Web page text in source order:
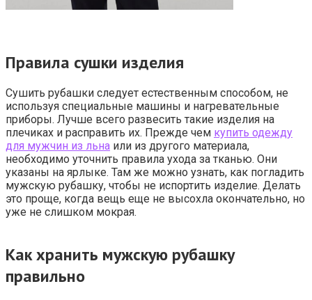
Правила сушки изделия
Сушить рубашки следует естественным способом, не
используя специальные машины и нагревательные
приборы. Лучше всего развесить такие изделия на
плечиках и расправить их. Прежде чем купить одежду
для мужчин из льна или из другого материала,
необходимо уточнить правила ухода за тканью. Они
указаны на ярлыке. Там же можно узнать, как погладить
мужскую рубашку, чтобы не испортить изделие. Делать
это проще, когда вещь еще не высохла окончательно, но
уже не слишком мокрая.
Как хранить мужскую рубашку
правильно